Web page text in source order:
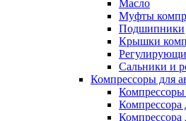
Масло
Муфты
Подшипники
Крышки
Сальники и
Компрессоры для
Компрессора
Компрессора